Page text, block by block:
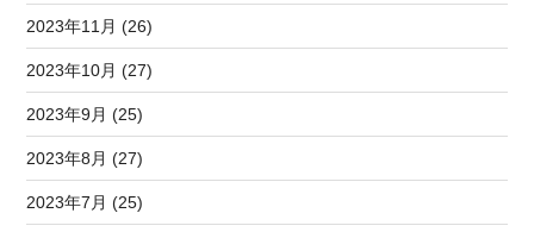
2023年11月 (26)
2023年10月 (27)
2023年9月 (25)
2023年8月 (27)
2023年7月 (25)